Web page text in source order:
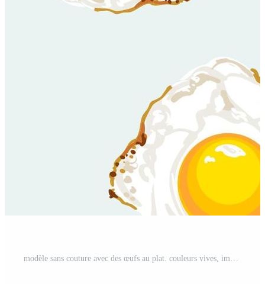
modèle sans couture avec des œufs au plat. couleurs vives, image riche. illustration vectorielle. peut être utilisé comme papier peint, splash, impression textile, papier d'emballage. serviette de cuisine. Vecteur Gratuit